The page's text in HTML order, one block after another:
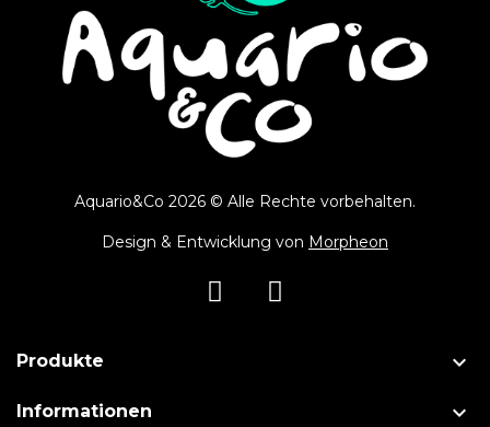
Aquario&Co 2026 © Alle Rechte vorbehalten.
Design & Entwicklung von Morpheon
Produkte 
Informationen 